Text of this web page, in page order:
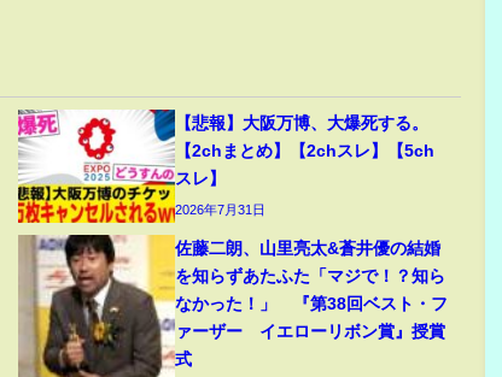
【悲報】大阪万博、大爆死する。
【2chまとめ】【2chスレ】【5ch
スレ】
2026年7月31日
佐藤二朗、山里亮太&蒼井優の結婚
を知らずあたふた「マジで！？知ら
なかった！」 『第38回ベスト・フ
ァーザー イエローリボン賞』授賞
式